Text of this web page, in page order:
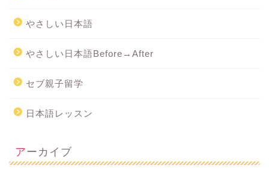
やさしい日本語
やさしい日本語Before→After
セブ親子留学
日本語レッスン
アーカイブ